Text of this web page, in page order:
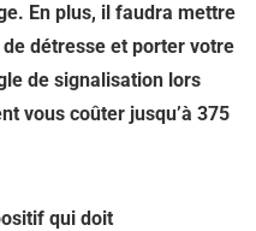
En plus, il faudra mettre
détresse et porter votre
de signalisation lors
vous coûter jusqu’à 375
qui doit